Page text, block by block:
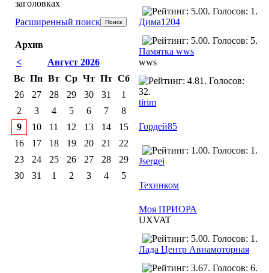
Дима1204
Памятка wws
wws
tirim
Гордей85
Jsergei
Техинком
Моя ПРИОРА
UXVAT
Лада Центр Авиамоторная
заголовках
Расширенный поиск
Архив
<
Август 2026
Вс Пн Вт Ср Чт Пт Сб
26
27 28 29 30 31
1
2
3 4 5 6 7
8
9
10 11 12 13 14
15
16
17 18 19 20 21
22
23
24 25 26 27 28
29
30
31 1 2 3 4 5